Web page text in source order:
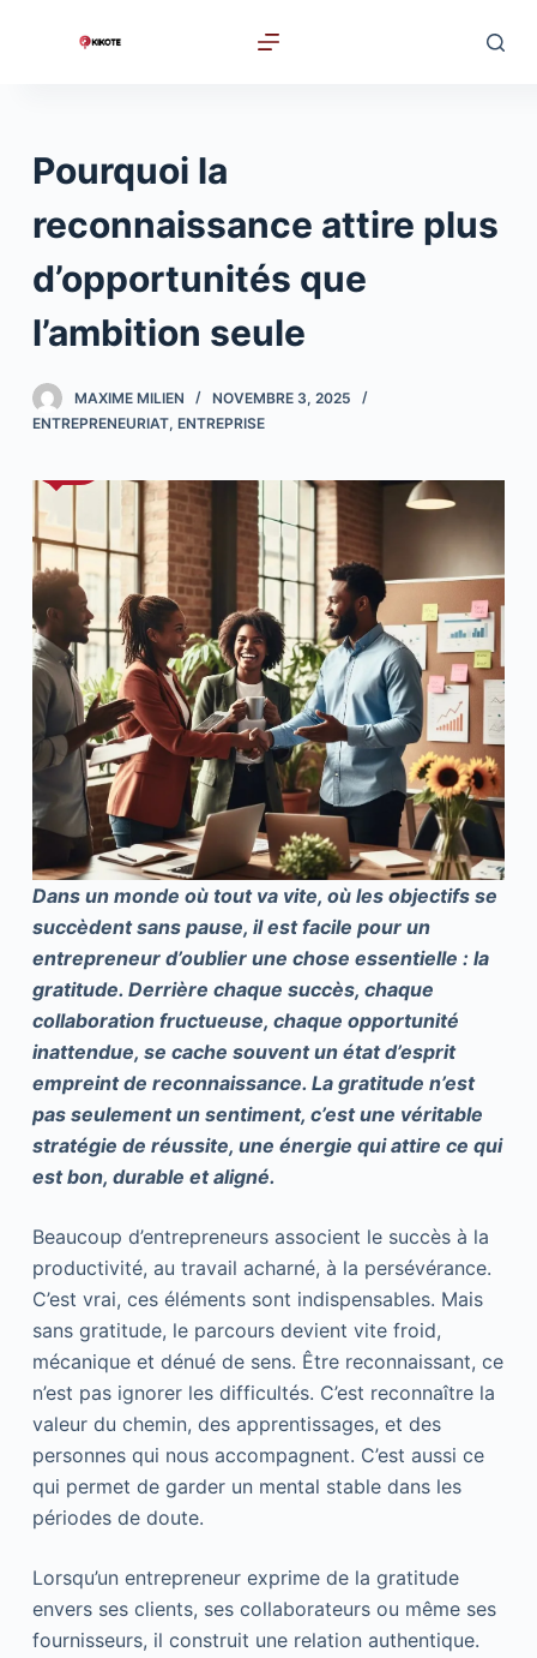
e
a
c
n
e
n
Pourquoi la
reconnaissance attire plus
d’opportunités que
l’ambition seule
MAXIME MILIEN
NOVEMBRE 3, 2025
ENTREPRENEURIAT, ENTREPRISE
Dans un monde où tout va vite, où les objectifs se
succèdent sans pause, il est facile pour un
entrepreneur d’oublier une chose essentielle : la
gratitude. Derrière chaque succès, chaque
collaboration fructueuse, chaque opportunité
inattendue, se cache souvent un état d’esprit
empreint de reconnaissance. La gratitude n’est
pas seulement un sentiment, c’est une véritable
stratégie de réussite, une énergie qui attire ce qui
est bon, durable et aligné.
Beaucoup d’entrepreneurs associent le succès à la
productivité, au travail acharné, à la persévérance.
C’est vrai, ces éléments sont indispensables. Mais
sans gratitude, le parcours devient vite froid,
mécanique et dénué de sens. Être reconnaissant, ce
n’est pas ignorer les difficultés. C’est reconnaître la
valeur du chemin, des apprentissages, et des
personnes qui nous accompagnent. C’est aussi ce
qui permet de garder un mental stable dans les
périodes de doute.
Lorsqu’un entrepreneur exprime de la gratitude
envers ses clients, ses collaborateurs ou même ses
fournisseurs, il construit une relation authentique.